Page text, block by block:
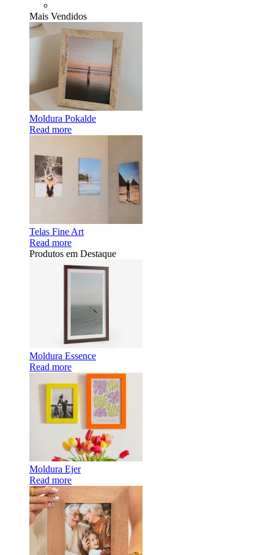
Mais Vendidos
Moldura Pokalde
Read more
Telas Fine Art
Read more
Produtos em Destaque
Moldura Essence
Read more
Moldura Ejer
Read more